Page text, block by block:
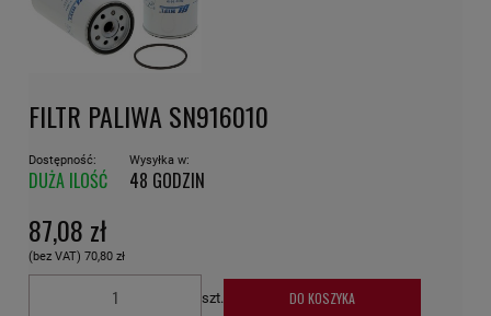
FILTR PALIWA SN916010
Dostępność:
DUŻA ILOŚĆ
Wysyłka w:
48 GODZIN
87,08 zł
(bez VAT) 70,80 zł
szt. DO KOSZYKA